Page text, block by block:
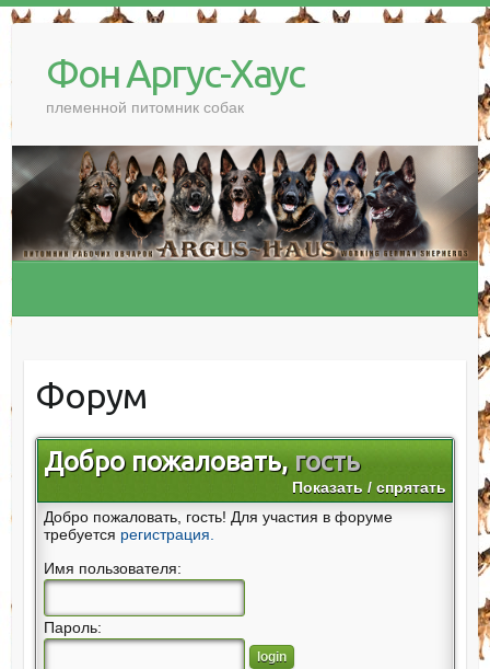
Фон Аргус-Хаус
племенной питомник собак
Форум
Добро пожаловать, гость
Показать / спрятать
Добро пожаловать, гость! Для участия в форуме
требуется регистрация.
Имя пользователя:
Пароль: